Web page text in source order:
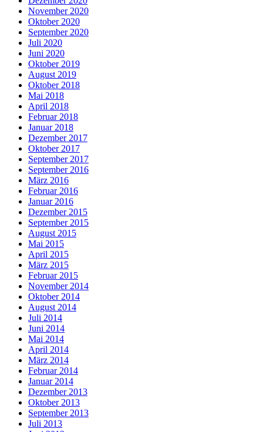
November 2020
Oktober 2020
September 2020
Juli 2020
Juni 2020
Oktober 2019
August 2019
Oktober 2018
Mai 2018
April 2018
Februar 2018
Januar 2018
Dezember 2017
Oktober 2017
September 2017
September 2016
März 2016
Februar 2016
Januar 2016
Dezember 2015
September 2015
August 2015
Mai 2015
April 2015
März 2015
Februar 2015
November 2014
Oktober 2014
August 2014
Juli 2014
Juni 2014
Mai 2014
April 2014
März 2014
Februar 2014
Januar 2014
Dezember 2013
Oktober 2013
September 2013
Juli 2013